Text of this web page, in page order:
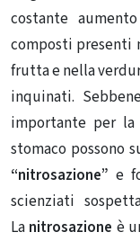
costante
composti presenti
frutta e nella
inquinati.
importante per la
stomaco possono
“nitrosazione” e
scienziati
La nitrosazione è